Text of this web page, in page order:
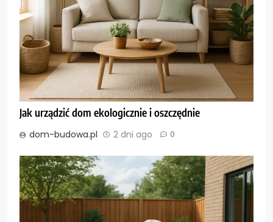
Jak urządzić dom ekologicznie i oszczędnie
dom-budowa.pl 2 dni ago 0